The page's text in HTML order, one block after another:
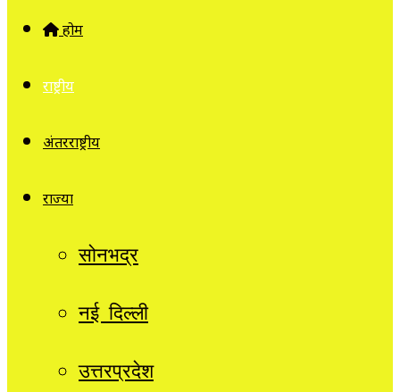
होम
राष्ट्रीय
अंतरराष्ट्रीय
राज्यों
सोनभद्र
नई दिल्ली
उत्तरप्रदेश